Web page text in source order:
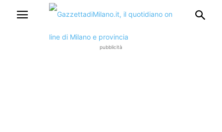
pubblicità